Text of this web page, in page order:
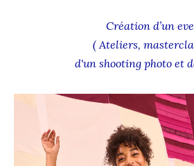
Création d’un
( Ateliers,
d'un shooting photo et